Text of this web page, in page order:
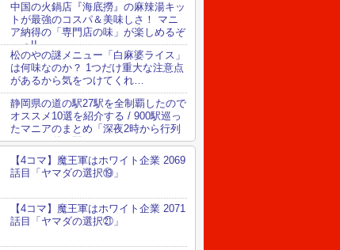
中国の火鍋店『海底撈』の麻辣湯キッ
トが最強のコスパ＆美味しさ！ マニ
ア納得の「専門店の味」が楽しめるぞ
～っ!!
松のやの謎メニュー「白麻婆ライス」
は何味なのか？ 1つだけ重大な注意点
があるから気をつけてくれ…
静岡県の道の駅27駅を全制覇したので
オススメ10選を紹介する / 900駅巡っ
たマニアのまとめ「深夜2時から行列
ができる道の駅」など
【4コマ】魔王軍はホワイト企業 2069
話目「ヤマダの選択⑲」
【4コマ】魔王軍はホワイト企業 2071
話目「ヤマダの選択㉑」